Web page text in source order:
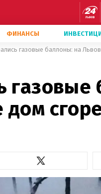
ФИНАНСЫ
газовые баллоны: на
газовые